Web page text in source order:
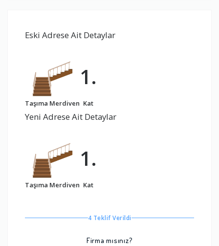
Eski Adrese Ait Detaylar
Taşıma Merdiven
1.
Kat
Yeni Adrese Ait Detaylar
Taşıma Merdiven
1.
Kat
4 Teklif Verildi
Firma mısınız?